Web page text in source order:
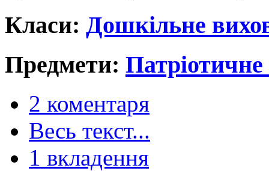
Класи: Дошкільне
Предмети:
2 коментаря
Весь текст...
1 вкладення